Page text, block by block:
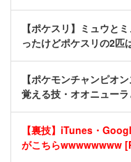
【ポケスリ】ミュウと
ったけどポケスリの2匹
【ポケモンチャンピオ
覚える技・オオニュー
【裏技】iTunes・
がこちらwwwwwwww